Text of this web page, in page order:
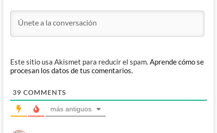
Este sitio usa Akismet para reducir el spam. Aprende cómo se
procesan los datos de tus comentarios.
39 COMMENTS
más antiguos